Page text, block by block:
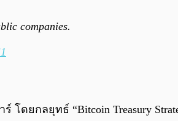
companies.
โดยกลยุทธ์ “Bitcoin Treasury